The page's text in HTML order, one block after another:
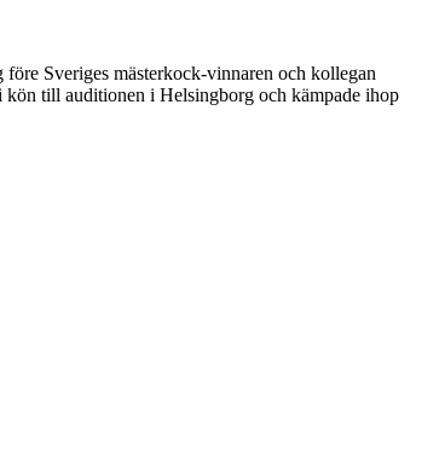
Sveriges mästerkock-vinnaren och kollegan
kön till auditionen i Helsingborg och kämpade ihop